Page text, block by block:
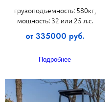
грузоподъемность: 580кг,
мощность: 32 или 25 л.с.
от 335000 руб.
Подробнее